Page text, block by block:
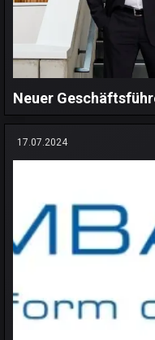
Neuer
17.07.2024